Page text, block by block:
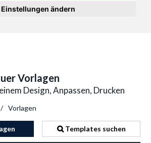
Einstellungen ändern
Vorlagen
Design, Anpassen, Drucken
Vorlagen
Templates suchen